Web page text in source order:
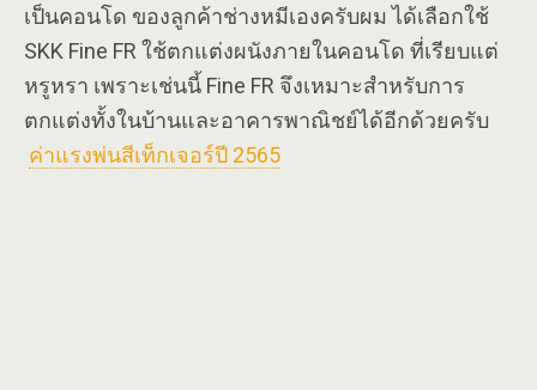
เป็นคอนโด ของลูกค้าช่างหมีเองครับผม ได้เลือกใช้
SKK Fine FR ใช้ตกแต่งผนังภายในคอนโด ที่เรียบแต่
หรูหรา เพราะเช่นนี้ Fine FR จึงเหมาะสำหรับการ
ตกแต่งทั้งในบ้านและอาคารพาณิชย์ได้อีกด้วยครับ
ค่าแรงพ่นสีเท็กเจอร์ปี 2565